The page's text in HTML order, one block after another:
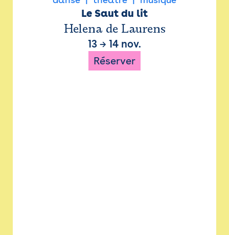
Le Saut du lit
Helena de Laurens
13 → 14 nov.
Réserver